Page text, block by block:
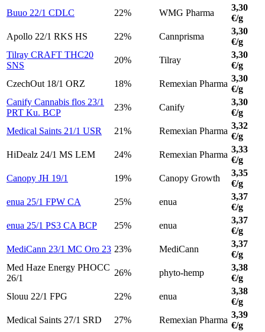
Buuo 22/1 CDLC
22% WMG Pharma
3,30
€/g
Apollo 22/1 RKS HS
22% Cannprisma
3,30
€/g
Tilray CRAFT THC20
SNS
20% Tilray
3,30
€/g
CzechOut 18/1 ORZ
18% Remexian Pharma
3,30
€/g
Canify Cannabis flos 23/1
PRT Ku. BCP
23% Canify
3,30
€/g
Medical Saints 21/1 USR
21% Remexian Pharma
3,32
€/g
HiDealz 24/1 MS LEM
24% Remexian Pharma
3,33
€/g
Canopy JH 19/1
19% Canopy Growth
3,35
€/g
enua 25/1 FPW CA
25% enua
3,37
€/g
enua 25/1 PS3 CA BCP
25% enua
3,37
€/g
MediCann 23/1 MC Oro 23 23% MediCann
3,37
€/g
Med Haze Energy PHOCC
26/1
26% phyto-hemp
3,38
€/g
Slouu 22/1 FPG
22% enua
3,38
€/g
Medical Saints 27/1 SRD
27% Remexian Pharma
3,39
€/g